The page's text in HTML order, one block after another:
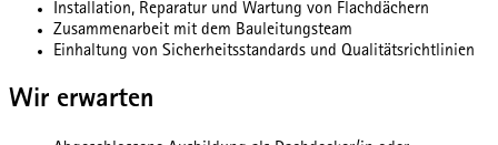
Installation, Reparatur und Wartung von Flachdächern
Zusammenarbeit mit dem Bauleitungsteam
Einhaltung von Sicherheitsstandards und Qualitätsrichtlinien
Wir erwarten